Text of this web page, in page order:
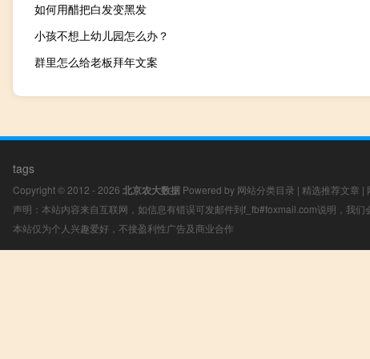
如何用醋把白发变黑发
小孩不想上幼儿园怎么办？
群里怎么给老板拜年文案
tags
Copyright © 2012 - 2026 北京农大数据 Powered by 网站分类目录 | 精选推荐文章 |
声明：本站内容来自互联网，如信息有错误可发邮件到f_fb#foxmail.com说明，我们
本站仅为个人兴趣爱好，不接盈利性广告及商业合作